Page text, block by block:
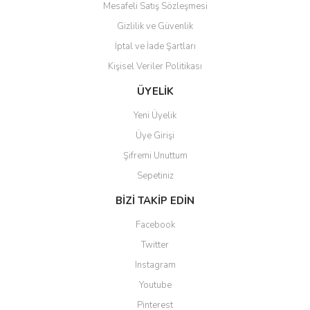
Gönder
Mesafeli Satış Sözleşmesi
Gizlilik ve Güvenlik
İptal ve İade Şartları
Kişisel Veriler Politikası
ÜYELİK
Yeni Üyelik
Üye Girişi
Şifremi Unuttum
Sepetiniz
BİZİ TAKİP EDİN
Facebook
Twitter
Instagram
Youtube
Pinterest